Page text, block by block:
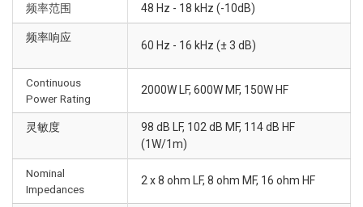
频率范围 48 Hz - 18 kHz (-10dB)
频率响应
60 Hz - 16 kHz (± 3 dB)
Continuous
Power Rating
2000W LF, 600W MF, 150W HF
灵敏度
98 dB LF, 102 dB MF, 114 dB HF
(1W/1m)
Nominal
Impedances
2 x 8 ohm LF, 8 ohm MF, 16 ohm HF